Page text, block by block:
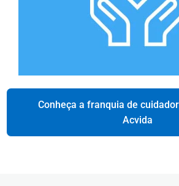
Conheça a franquia de
Acvida